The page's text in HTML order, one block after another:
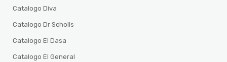
Catalogo Diva
Catalogo Dr Scholls
Catalogo El Dasa
Catalogo El General